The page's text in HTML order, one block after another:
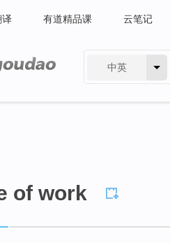
译 有道精品课 云笔记
中英
of work